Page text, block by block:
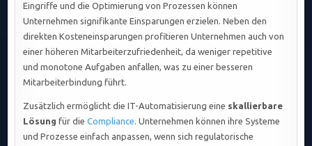
Eingriffe und die Optimierung von Prozessen können
Unternehmen signifikante Einsparungen erzielen. Neben den
direkten Kosteneinsparungen profitieren Unternehmen auch von
einer höheren Mitarbeiterzufriedenheit, da weniger repetitive
und monotone Aufgaben anfallen, was zu einer besseren
Mitarbeiterbindung führt.
Zusätzlich ermöglicht die IT-Automatisierung eine skallierbare
Lösung für dieCompliance. Unternehmen können ihre Systeme
und Prozesse einfach anpassen, wenn sich regulatorische